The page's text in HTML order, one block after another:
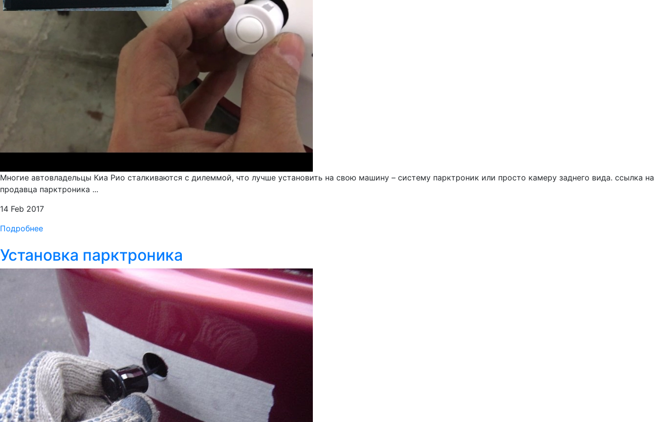
Многие автовладельцы Киа Рио сталкиваются с дилеммой, что лучше установить на свою машину – систему парктроник или просто камеру заднего вида. ссылка на
продавца парктроника ...
14 Feb 2017
Подробнее
Установка парктроника